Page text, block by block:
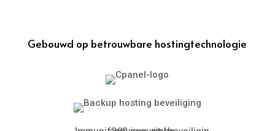
Gebouwd op betrouwbare hostingtechnologie